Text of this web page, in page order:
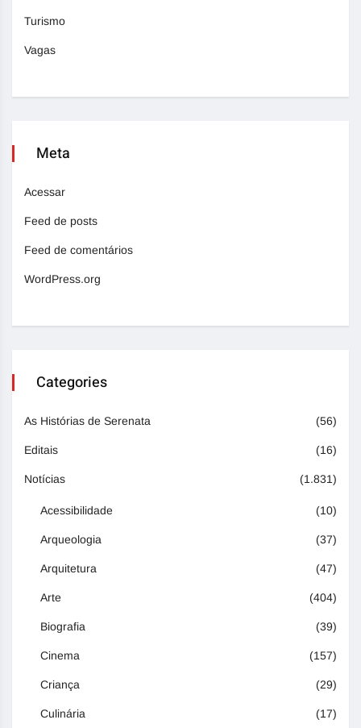
Turismo
Vagas
Meta
Acessar
Feed de posts
Feed de comentários
WordPress.org
Categories
As Histórias de Serenata (56)
Editais (16)
Notícias (1.831)
Acessibilidade (10)
Arqueologia (37)
Arquitetura (47)
Arte (404)
Biografia (39)
Cinema (157)
Criança (29)
Culinária (17)